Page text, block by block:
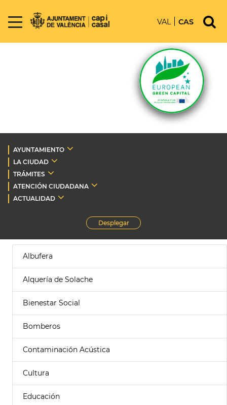
VAL CAS
AYUNTAMIENTO
LA CIUDAD
TRÁMITES
ATENCIÓN CIUDADANA
ACTUALIDAD
Desplegar
Albufera
Alquería de Solache
Bienestar Social
Bomberos
Contaminación Acústica
Cultura
Educación